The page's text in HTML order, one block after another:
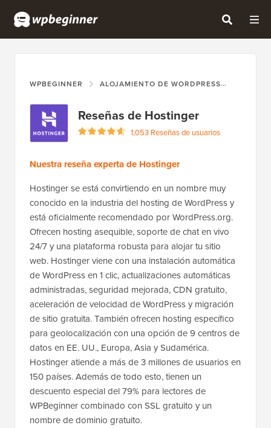
WPBEGINNER ALOJAMIENTO DE WORDPRESS
Reseñas de Hostinger
1,053 Reseñas de usuarios
Nuestra reseña experta de Hostinger
Hostinger se está convirtiendo en un nombre muy
conocido en la industria del hosting de WordPress y
está oficialmente recomendado por WordPress.org.
Ofrecen hosting asequible, soporte de chat en vivo
24/7 y una plataforma robusta para alojar tu sitio
web. Hostinger viene con una instalación automática
de WordPress en 1 clic, actualizaciones automáticas
administradas, seguridad mejorada, CDN gratuito,
aceleración de velocidad de WordPress y migración
de sitio gratuita. También ofrecen hosting específico
para geolocalización con una opción de 9 centros de
datos en EE. UU., Europa, Asia y Sudamérica.
Hostinger atiende a más de 3 millones de usuarios en
150 países. Además de todo esto, tienen un
descuento especial del 79% para lectores de
WPBeginner combinado con SSL gratuito y un
nombre de dominio gratuito.